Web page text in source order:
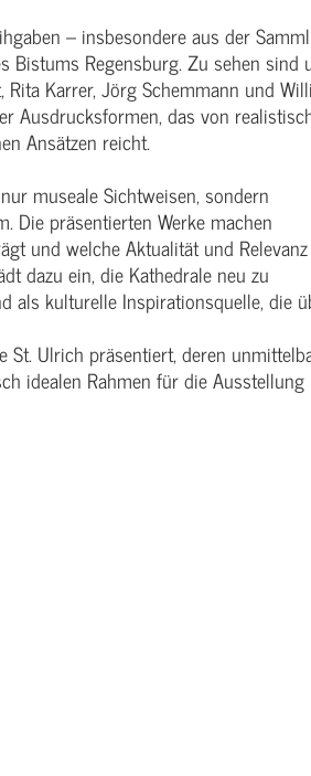
– insbesondere aus der
Bistums Regensburg. Zu sehen sind
Karrer, Jörg Schemmann und
Ausdrucksformen, das von
Ansätzen reicht.
museale Sichtweisen, sondern
Die präsentierten Werke machen
und welche Aktualität und
dazu ein, die Kathedrale neu zu
als kulturelle Inspirationsquelle, die
Ulrich präsentiert, deren
idealen Rahmen für die Ausstellung